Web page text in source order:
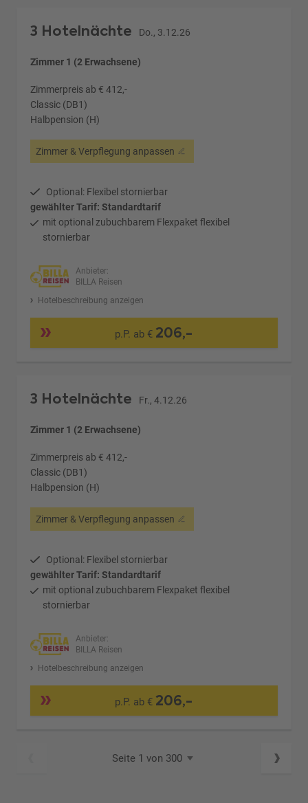
3 Hotelnächte Do., 3.12.26
Zimmer 1 (2 Erwachsene)
Zimmerpreis ab € 412,-
Classic (DB1)
Halbpension (H)
Zimmer & Verpflegung anpassen
Optional: Flexibel stornierbar
gewählter Tarif: Standardtarif
mit optional zubuchbarem Flexpaket flexibel
stornierbar
Anbieter:
BILLA Reisen
Hotelbeschreibung anzeigen
p.P. ab € 206,-
3 Hotelnächte Fr., 4.12.26
Zimmer 1 (2 Erwachsene)
Zimmerpreis ab € 412,-
Classic (DB1)
Halbpension (H)
Zimmer & Verpflegung anpassen
Optional: Flexibel stornierbar
gewählter Tarif: Standardtarif
mit optional zubuchbarem Flexpaket flexibel
stornierbar
Anbieter:
BILLA Reisen
Hotelbeschreibung anzeigen
p.P. ab € 206,-
Seite 1 von 300